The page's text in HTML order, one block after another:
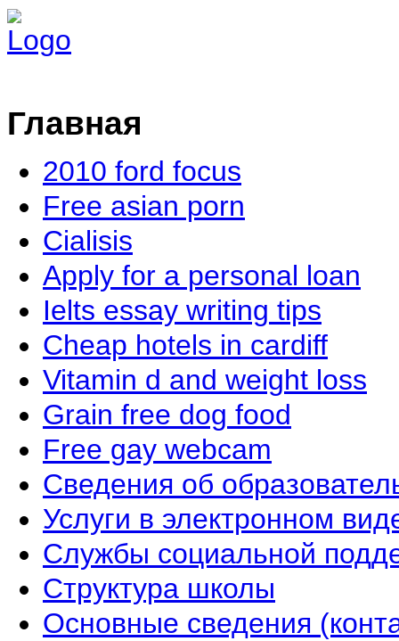
Главная
2010 ford focus
Free asian porn
Cialisis
Apply for a personal loan
Ielts essay writing tips
Cheap hotels in cardiff
Vitamin d and weight loss
Grain free dog food
Free gay webcam
Сведения об
Услуги в электронном
Службы социальной
Структура школы
Основные сведения